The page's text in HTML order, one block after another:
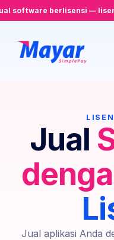
software berlisensi —
Jual
Jual aplikasi Anda